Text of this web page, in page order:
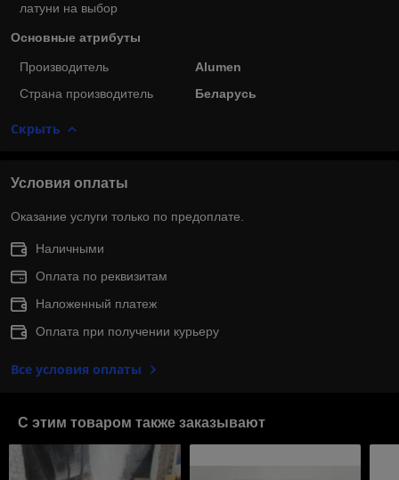
латуни на выбор
Основные атрибуты
Производитель
Alumen
Страна производитель
Беларусь
Скрыть
Условия оплаты
Оказание услуги только по предоплате.
Наличными
Оплата по реквизитам
Наложенный платеж
Оплата при получении курьеру
Все условия оплаты
С этим товаром также заказывают